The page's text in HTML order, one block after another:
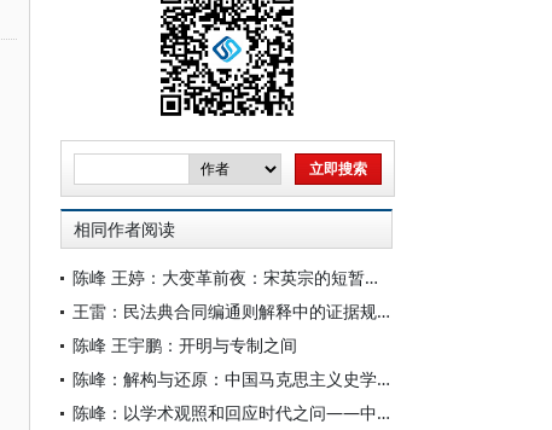
相同作者阅读
陈峰 王婷：大变革前夜：宋英宗的短暂统治
王雷：民法典合同编通则解释中的证据规范研究
陈峰 王宇鹏：开明与专制之间
陈峰：解构与还原：中国马克思主义史学史的重建之路
陈峰：以学术观照和回应时代之问——中国马克思主义史学传统的确立之路